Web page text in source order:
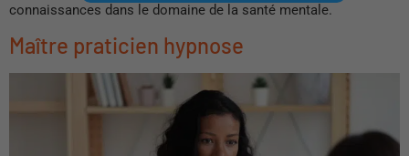
connaissances dans le domaine de la santé mentale.
Maître praticien hypnose